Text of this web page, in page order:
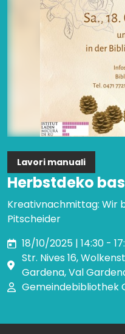
Lavori manuali
Herbstdeko
Kreativnachmittag: Wir
Pitscheider
18/10/2025 | 14:30 -
Str. Nives 16,
Gardena, Val
Gemeindebibliothek